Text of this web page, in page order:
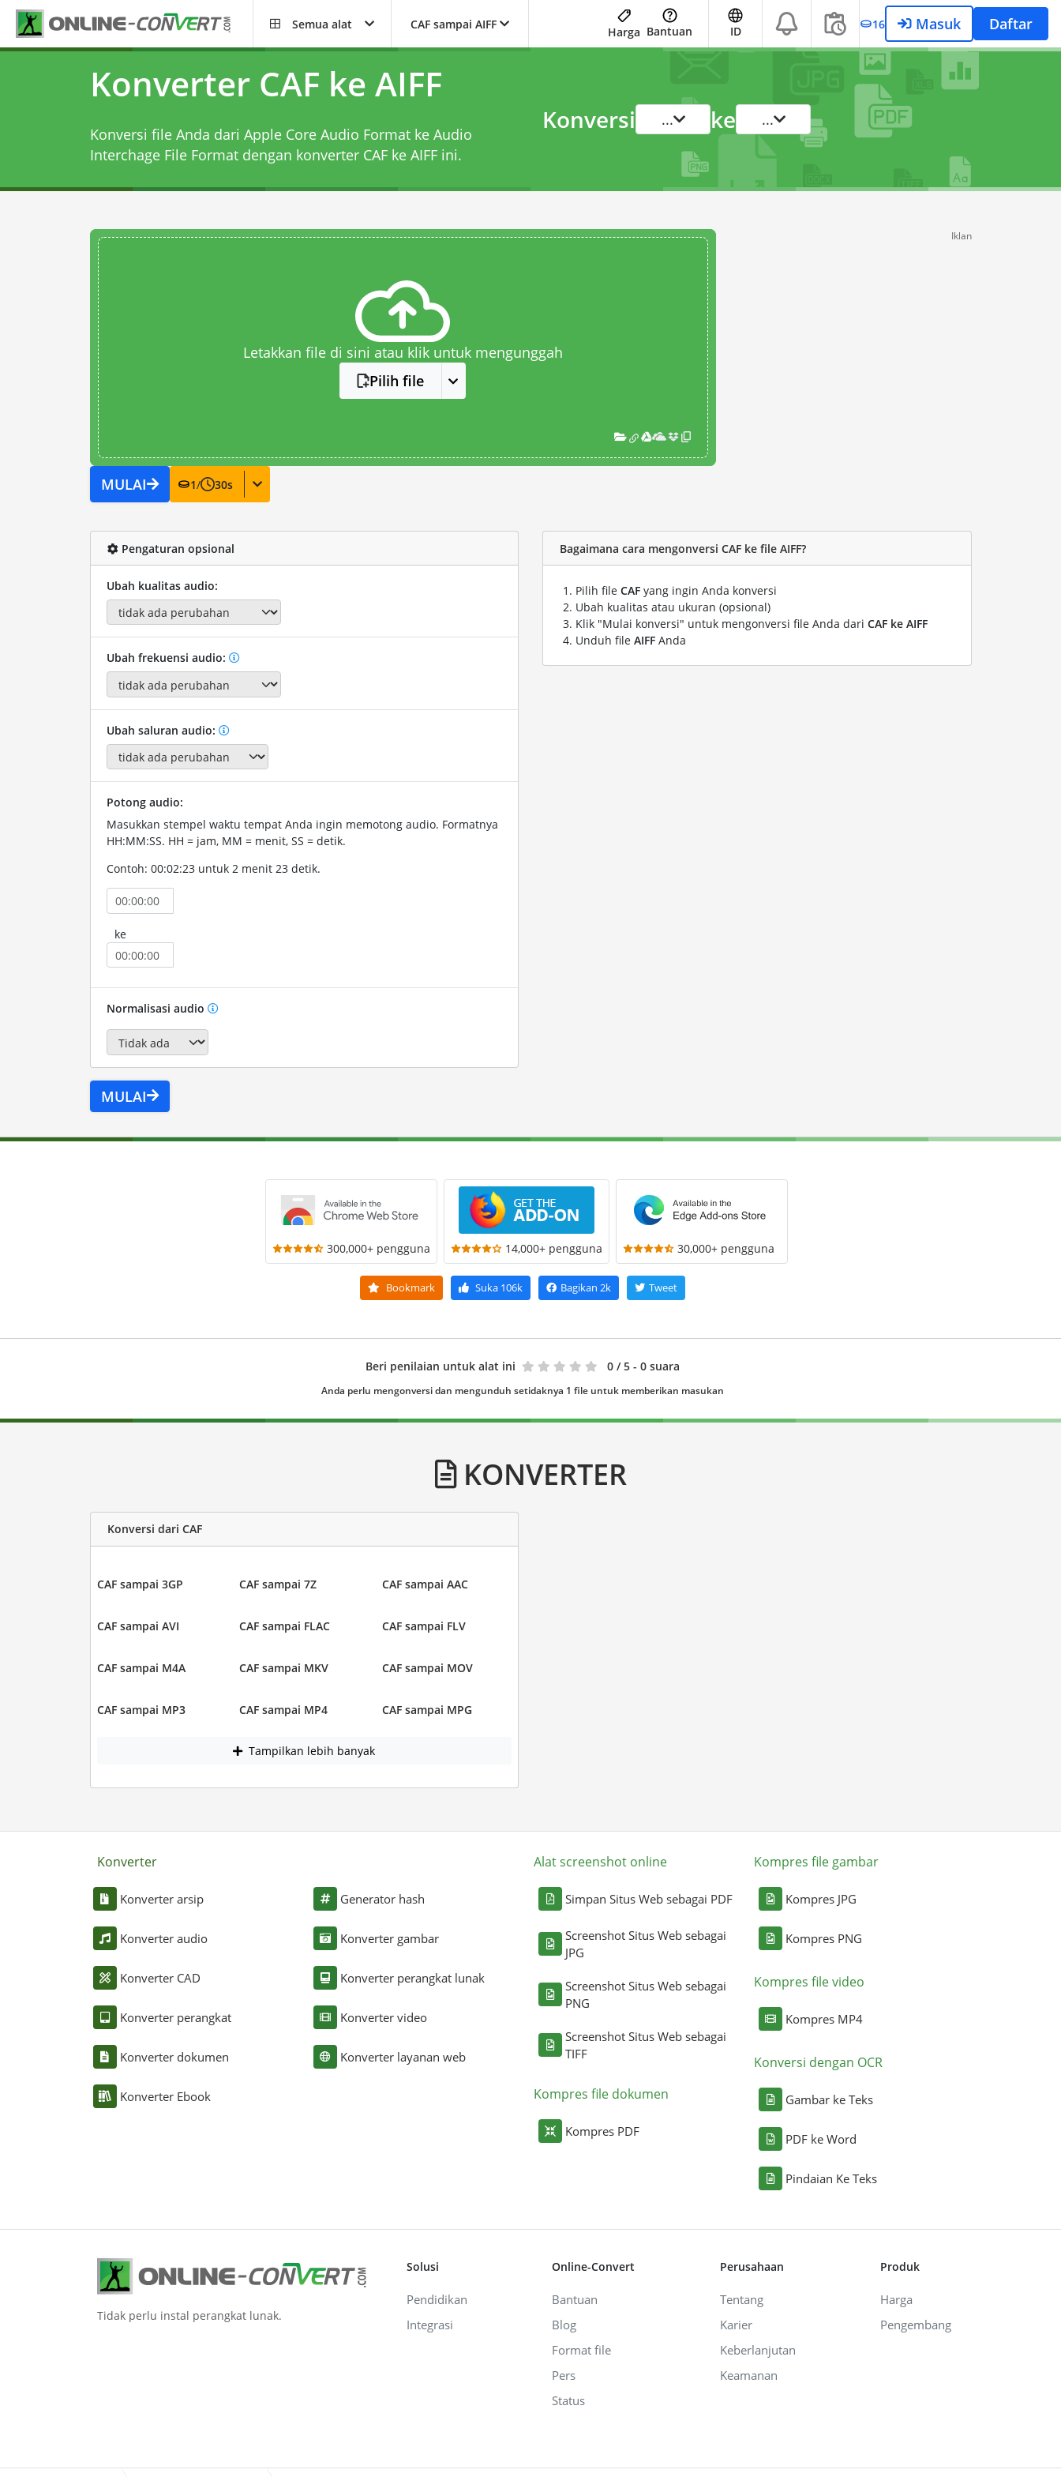
Semua alat CAF sampai AIFF
Harga Bantuan ID 16 Masuk Daftar
Konverter CAF ke AIFF
Konversi file Anda dari Apple Core Audio Format ke Audio
Interchage File Format dengan konverter CAF ke AIFFini.
Konversi ... ke ...
Letakkan file di sini atau klik untuk mengunggah
Pilih file
MULAI 1/ 30s
Iklan
Pengaturan opsional
Ubah kualitas audio:
Ubah frekuensi audio:
Ubah saluran audio:
Potong audio:
Masukkan stempel waktu tempat Anda ingin memotong audio. Formatnya
HH:MM:SS. HH = jam, MM = menit, SS = detik.
Contoh: 00:02:23 untuk 2 menit 23 detik.
ke
Normalisasi audio
MULAI
Bagaimana cara mengonversi CAF ke file AIFF?
Pilih file CAF yang ingin Anda konversi
Ubah kualitas atau ukuran (opsional)
Klik "Mulai konversi" untuk mengonversi file Anda dari CAF ke AIFF
Unduh file AIFF Anda
300,000+ pengguna 14,000+ pengguna 30,000+ pengguna
Bookmark Suka 106k Bagikan 2k Tweet
Beri penilaian untuk alat ini 0 / 5 - 0 suara
Anda perlu mengonversi dan mengunduh setidaknya 1 file untuk memberikan masukan
KONVERTER
Konversi dari CAF
CAF sampai 3GP CAF sampai 7Z CAF sampai AAC
CAF sampai AVI CAF sampai FLAC CAF sampai FLV
CAF sampai M4A CAF sampai MKV CAF sampai MOV
CAF sampai MP3 CAF sampai MP4 CAF sampai MPG
Tampilkan lebih banyak
Konverter
Konverter arsip
Konverter audio
Konverter CAD
Konverter perangkat
Konverter dokumen
Konverter Ebook
Generator hash
Konverter gambar
Konverter perangkat lunak
Konverter video
Konverter layanan web
Alat screenshot online
Simpan Situs Web sebagai PDF
Screenshot Situs Web sebagai
JPG
Screenshot Situs Web sebagai
PNG
Screenshot Situs Web sebagai
TIFF
Kompres file dokumen
Kompres PDF
Kompres file gambar
Kompres JPG
Kompres PNG
Kompres file video
Kompres MP4
Konversi dengan OCR
Gambar ke Teks
PDF ke Word
Pindaian Ke Teks
Tidak perlu instal perangkat lunak.
Solusi
Pendidikan
Integrasi
Online-Convert
Bantuan
Blog
Format file
Pers
Status
Perusahaan
Tentang
Karier
Keberlanjutan
Keamanan
Produk
Harga
Pengembang